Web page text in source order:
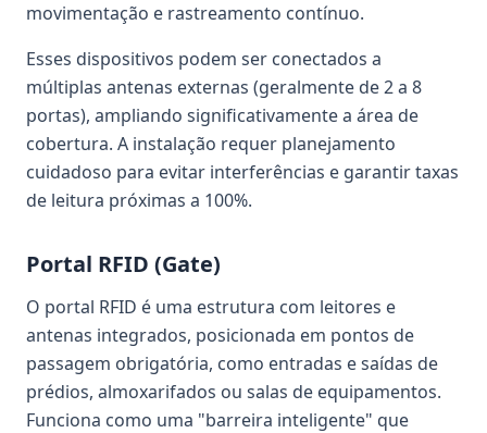
movimentação e rastreamento contínuo.
Esses dispositivos podem ser conectados a
múltiplas antenas externas (geralmente de 2 a 8
portas), ampliando significativamente a área de
cobertura. A instalação requer planejamento
cuidadoso para evitar interferências e garantir taxas
de leitura próximas a 100%.
Portal RFID (Gate)
O portal RFID é uma estrutura com leitores e
antenas integrados, posicionada em pontos de
passagem obrigatória, como entradas e saídas de
prédios, almoxarifados ou salas de equipamentos.
Funciona como uma "barreira inteligente" que